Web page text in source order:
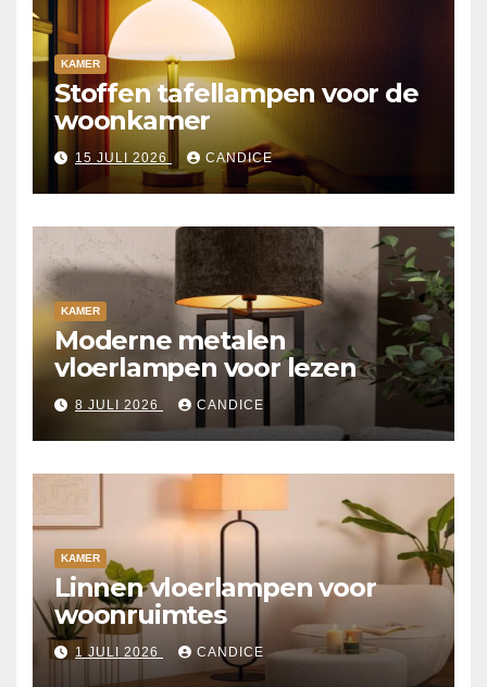
KAMER
Stoffen tafellampen voor de
woonkamer
15 JULI 2026 CANDICE
KAMER
Moderne metalen
vloerlampen voor lezen
8 JULI 2026 CANDICE
KAMER
Linnen vloerlampen voor
woonruimtes
1 JULI 2026 CANDICE